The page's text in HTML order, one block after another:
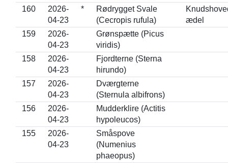
160
2026-
04-23
*
Rødrygget Svale
(Cecropis rufula)
ædel
159
2026-
04-23
Grønspætte (Picus
viridis)
158
2026-
04-23
Fjordterne (Sterna
hirundo)
157
2026-
04-23
Dværgterne
(Sternula albifrons)
156
2026-
04-23
Mudderklire (Actitis
hypoleucos)
155
2026-
04-23
Småspove
(Numenius
phaeopus)